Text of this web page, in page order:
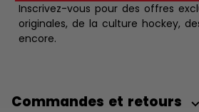
Inscrivez-vous pour des offres
originales, de la culture hockey,
encore.
Commandes et retours